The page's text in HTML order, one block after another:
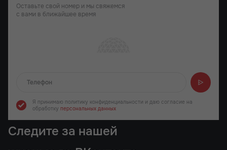
Оставьте свой номер и мы свяжемся
с вами в ближайшее время
Я принимаю политику конфиденциальности и даю согласие на
обработку персональных данных
Следите за нашей